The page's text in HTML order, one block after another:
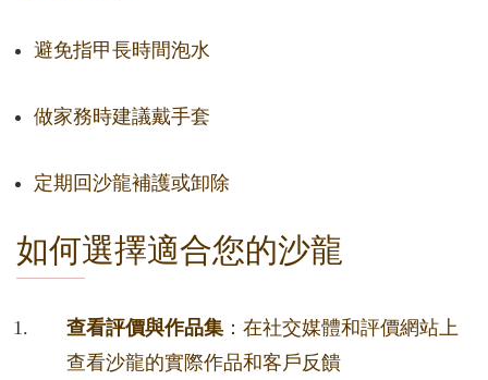
避免指甲長時間泡水
做家務時建議戴手套
定期回沙龍補護或卸除
如何選擇適合您的沙龍
查看評價與作品集 ：在社交媒體和評價網站上
查看沙龍的實際作品和客戶反饋